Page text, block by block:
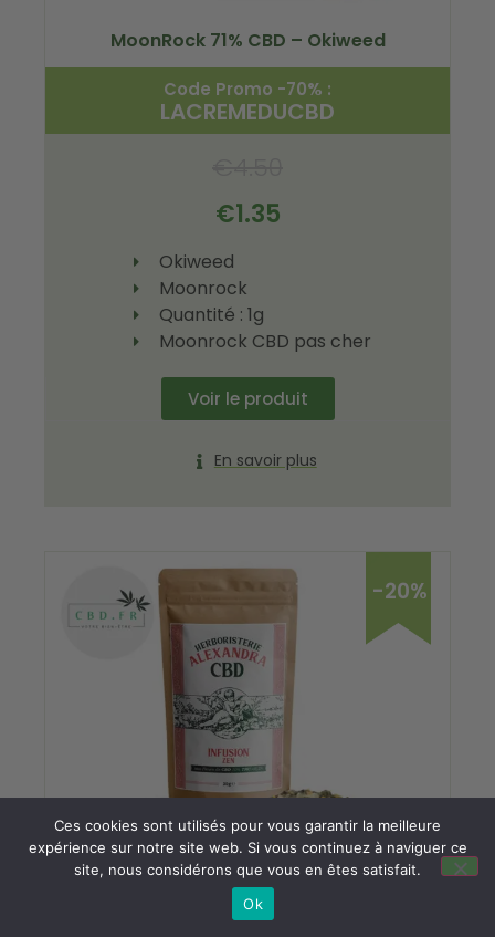
MoonRock 71% CBD – Okiweed
Code Promo -70% :
LACREMEDUCBD
€1.35
Okiweed
Moonrock
Quantité : 1g
Moonrock CBD pas cher
Voir le produit
En savoir plus
-20%
Infusion CBD Zen Bio – Herboristerie
Alexandra
Ces cookies sont utilisés pour vous garantir la meilleure
expérience sur notre site web. Si vous continuez à naviguer ce
site, nous considérons que vous en êtes satisfait.
Ok